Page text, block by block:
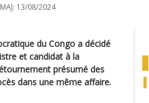
13/08/2024
du Congo a décidé
et candidat à la
présumé des
dans une même affaire.